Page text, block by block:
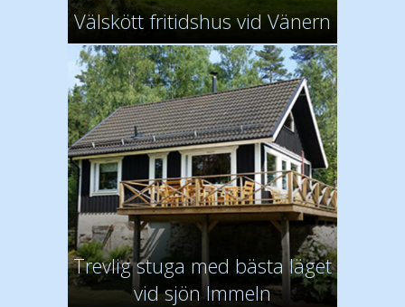
Välskött fritidshus vid Vänern
Trevlig stuga med bästa läget
vid sjön Immeln